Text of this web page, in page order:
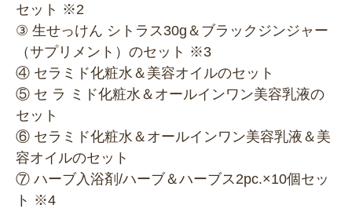
セット ※2
③ 生せっけん シトラス30g＆ブラックジンジャー
（サプリメント）のセット ※3
④ セラミド化粧水＆美容オイルのセット
⑤ セ ラ ミド化粧水＆オールインワン美容乳液の
セット
⑥ セラミド化粧水＆オールインワン美容乳液＆美
容オイルのセット
⑦ ハーブ入浴剤/ハーブ＆ハーブス2pc.×10個セッ
ト ※4